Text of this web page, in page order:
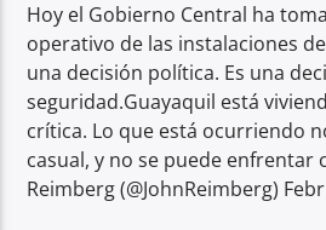
Hoy el Gobierno Central ha
operativo de las instalaciones
una decisión política. Es una
seguridad.Guayaquil está
crítica. Lo que está ocurriendo
casual, y no se puede enfrentar
Reimberg (@JohnReimberg)